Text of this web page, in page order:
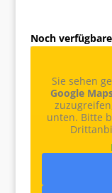
Noch
Sie sehen
Google
unten. Bitte